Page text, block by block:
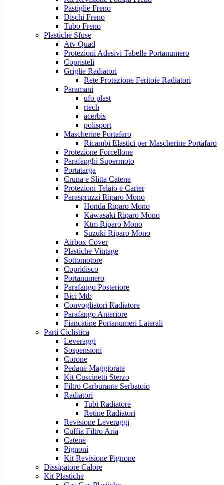
Pastiglie Freno
Dischi Freno
Tubo Freno
Plastiche Sfuse
Atv Quad
Protezioni Adesivi Tabelle Portanumero
Copristeli
Griglie Radiatori
Rete Protezione Feritoie Radiatori
Paramani
ufo plast
rtech
acerbis
polisport
Mascherine Portafaro
Ricambi Elastici per Mascherine Portafaro
Protezione Forcellone
Parafanghi Supermoto
Portatarga
Cruna e Slitta Catena
Protezioni Telaio e Carter
Paraspruzzi Riparo Mono
Honda Riparo Mono
Kawasaki Riparo Mono
Ktm Riparo Mono
Suzuki Riparo Mono
Airbox Cover
Plastiche Vintage
Sottomotore
Copridisco
Portanumero
Parafango Posteriore
Bici Mtb
Convogliatori Radiatore
Parafango Anteriore
Fiancatine Portanumeri Laterali
Parti Ciclistica
Leveraggi
Sospensioni
Corone
Pedane Maggiorate
Kit Cuscinetti Sterzo
Filtro Carburante Serbatoio
Radiatori
Tubi Radiatore
Retine Radiatori
Revisione Leveraggi
Cuffia Filtro Aria
Catene
Pignoni
Kit Revisione Pignone
Dissipatore Calore
Kit Plastiche